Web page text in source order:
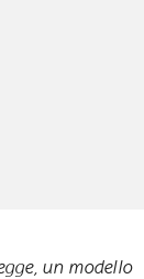
un modello